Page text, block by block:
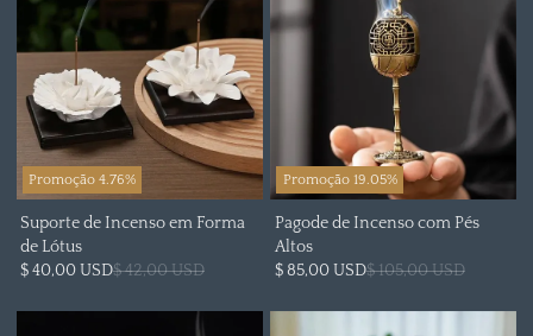
Promoção 4.76%
Suporte de Incenso em Forma
de Lótus
$ 40,00 USD$ 42,00 USD
Promoção 19.05%
Pagode de Incenso com Pés
Altos
$ 85,00 USD$ 105,00 USD